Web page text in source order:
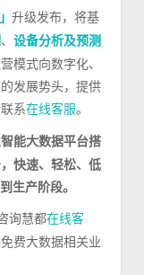
升级发布，将基
、设备分析及预测
模式向数字化、
发展势头，提供
系在线客服。
能大数据平台搭
快速、轻松、低
生产阶段。
询慧都在线客
费大数据相关业